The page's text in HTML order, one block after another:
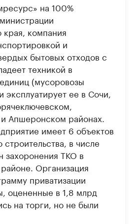
на 100%
края, компания
и
бытовых отходов с
техникой в
(мусоровозы
эксплуатирует ее в Сочи,
Апшеронском районах.
имеет 6 объектов
в числе
захоронения ТКО в
Организация
приватизации
оцененные в 1,8 млрд
на торги, но не были